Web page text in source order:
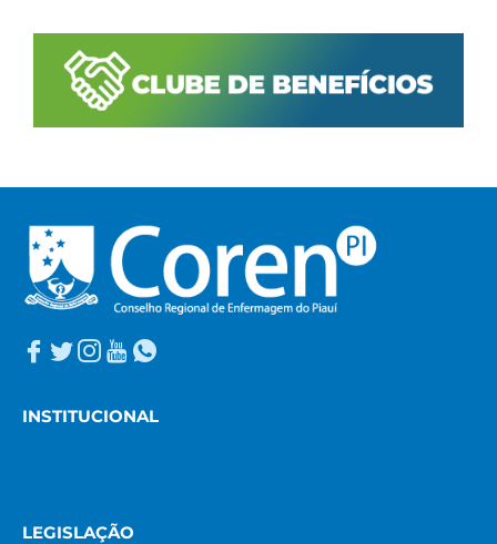
INSTITUCIONAL
LEGISLAÇÃO